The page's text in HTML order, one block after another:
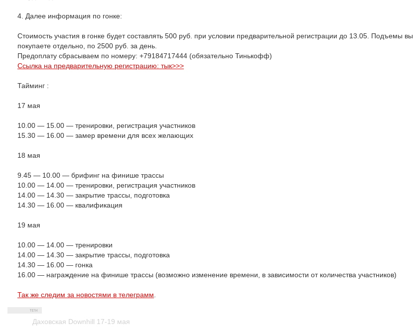
4. Далее информация по гонке:
Стоимость участия в гонке будет составлять 500 руб. при условии предварительной регистрации до 13.05. Подъемы вы
покупаете отдельно, по 2500 руб. за день.
Предоплату сбрасываем по номеру: +79184717444 (обязательно Тинькофф)
Ссылка на предварительную регистрацию: тык>>>
Тайминг :
17 мая
10.00 — 15.00 — тренировки, регистрация участников
15.30 — 16.00 — замер времени для всех желающих
18 мая
9.45 — 10.00 — брифинг на финише трассы
10.00 — 14.00 — тренировки, регистрация участников
14.00 — 14.30 — закрытие трассы, подготовка
14.30 — 16.00 — квалификация
19 мая
10.00 — 14.00 — тренировки
14.00 — 14.30 — закрытие трассы, подготовка
14.30 — 16.00 — гонка
16.00 — награждение на финише трассы (возможно изменение времени, в зависимости от количества участников)
Так же следим за новостями в телеграмм
Даховская Downhill 17-19 мая